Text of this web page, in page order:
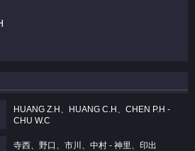
HUANG Z.H、HUANG C.H、CHEN P.H -
CHU W.C
寺西、野口、市川、中村 - 神里、印出